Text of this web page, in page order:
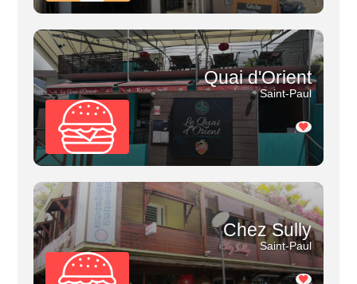
Quai d'Orient
Saint-Paul
Chez Sully
Saint-Paul